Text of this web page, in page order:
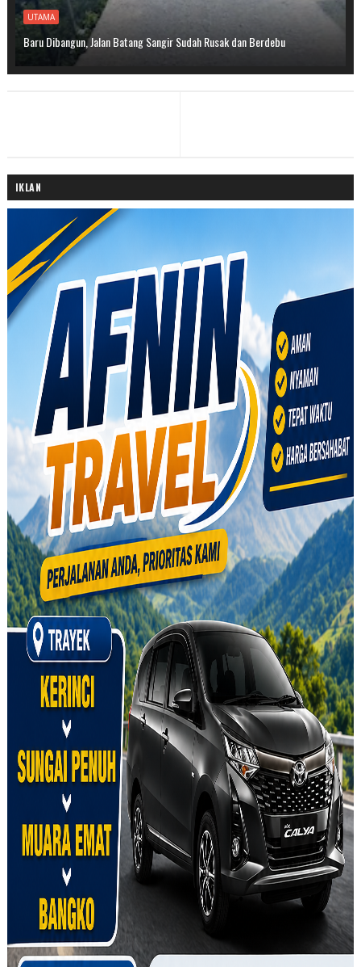
UTAMA
Baru Dibangun, Jalan Batang Sangir Sudah Rusak dan Berdebu
IKLAN